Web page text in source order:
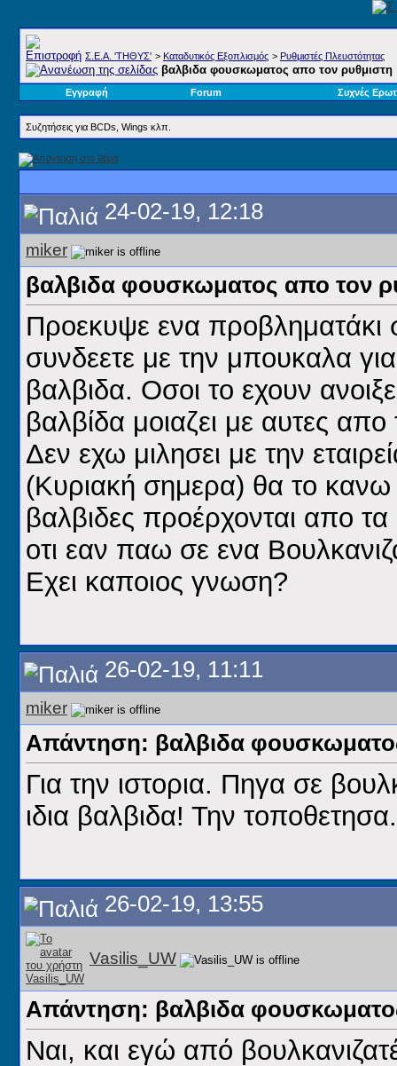
Σ.E.A. 'ΤΗΘΥΣ' > Καταδυτικός Εξοπλισμός > Ρυθμιστές Πλευστότητας
βαλβιδα φουσκωματος απο τον ρυθμιστη
Εγγραφή Forum Συχνές
Συζητήσεις για BCDs, Wings κλπ.
24-02-19, 12:18
miker
βαλβιδα φουσκωματος απο τον
Προεκυψε ενα
συνδεετε με την μπουκαλα
βαλβιδα. Οσοι το εχουν
βαλβίδα μοιαζει με αυτες
Δεν εχω μιλησει με την
(Κυριακή σημερα) θα το κανω
βαλβιδες προέρχονται απο
οτι εαν παω σε ενα
Εχει καποιος γνωση?
26-02-19, 11:11
miker
Απάντηση: βαλβιδα
Για την ιστορια. Πηγα σε
ιδια βαλβιδα! Την
26-02-19, 13:55
Vasilis_UW
Απάντηση: βαλβιδα
Ναι, και εγώ από